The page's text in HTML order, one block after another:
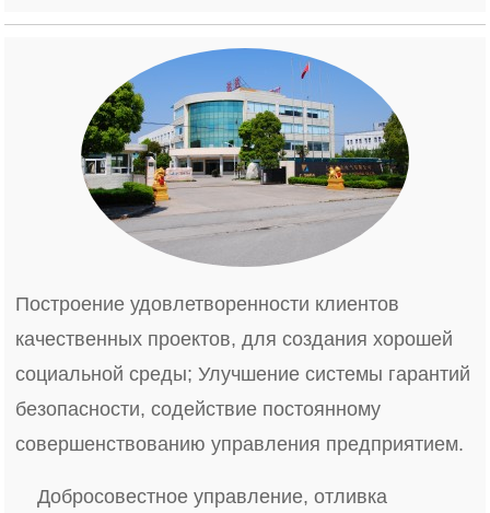
Построение удовлетворенности клиентов
качественных проектов, для создания хорошей
социальной среды; Улучшение системы гарантий
безопасности, содействие постоянному
совершенствованию управления предприятием.
Добросовестное управление, отливка